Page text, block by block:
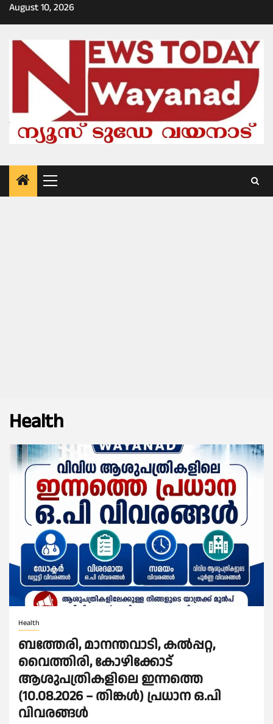
Skip
to
August 10, 2026
Primary
Menu
Health
Health
ബത്തേരി, മാനന്തവാടി, കൽപ്പറ്റ,
വൈത്തിരി, കോഴിക്കോട്
ആശുപത്രികളിലെ ഇന്നത്തെ
(10.08.2026 – തിങ്കൾ) പ്രധാന ഒ.പി
വിവരങ്ങൾ